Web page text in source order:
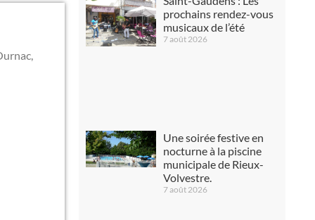
prochains rendez-vous
musicaux de l’été
7 août 2026
Une soirée festive en
nocturne à la piscine
municipale de Rieux-
Volvestre.
7 août 2026